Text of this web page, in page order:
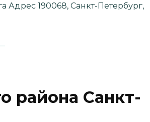
Адрес 190068, Санкт-Петербург,
района Санкт-